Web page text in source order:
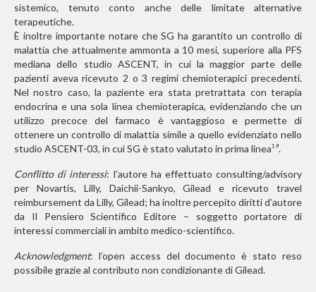
sistemico, tenuto conto anche delle limitate alternative
terapeutiche.
È inoltre importante notare che SG ha garantito un controllo di
malattia che attualmente ammonta a 10 mesi, superiore alla PFS
mediana dello studio ASCENT, in cui la maggior parte delle
pazienti aveva ricevuto 2 o 3 regimi chemioterapici precedenti.
Nel nostro caso, la paziente era stata pretrattata con terapia
endocrina e una sola linea chemioterapica, evidenziando che un
utilizzo precoce del farmaco è vantaggioso e permette di
ottenere un controllo di malattia simile a quello evidenziato nello
studio ASCENT-03, in cui SG è stato valutato in prima linea19.
Conflitto di interessi: l’autore ha effettuato consulting/advisory
per Novartis, Lilly, Daichii-Sankyo, Gilead e ricevuto travel
reimbursement da Lilly, Gilead; ha inoltre percepito diritti d’autore
da Il Pensiero Scientifico Editore – soggetto portatore di
interessi commerciali in ambito medico-scientifico.
Acknowledgment: l’open access del documento è stato reso
possibile grazie al contributo non condizionante di Gilead.